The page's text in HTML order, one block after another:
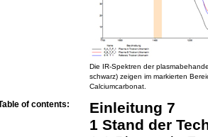
Die IR-Spektren der
schwarz) zeigen im markierten
Calciumcarbonat.
of contents:
Einleitung 7
1 Stand der